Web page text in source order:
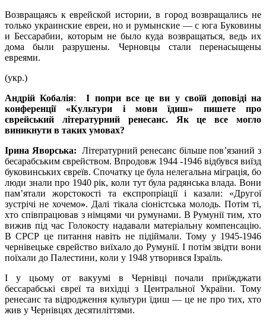
Возвращаясь к еврейской истории, в город возвращались не
только украинские евреи, но и румынские — с юга Буковины
и Бессарабии, которым не было куда возвращаться, ведь их
дома были разрушены. Черновцы стали перенасыщены
евреями.
(укр.)
Андрій Кобалія:І попри все це ви у своїй доповіді на
конференції «Культури і мови їдиш» пишете про
єврейський літературний ренесанс. Як це все могло
виникнути в таких умовах?
Ірина Яворська: Літературний ренесанс більше пов’язаний з
бесарабським єврейством. Впродовж 1944 -1946 відбувся виїзд
буковинських євреїв. Спочатку це була нелегальна міграція, бо
люди знали про 1940 рік, коли тут була радянська влада. Вони
пам’ятали жорстокості та експропріації і казали: «Другої
зустрічі не хочемо». Далі тікала сіоністська молодь. Потім ті,
хто співпрацював з німцями чи румунами. В Румунії тим, хто
вижив під час Голокосту надавали матеріальну компенсацію.
В СРСР це питання навіть не підіймали. Тому у 1945-1946
чернівецьке єврейство виїхало до Румунії. І потім звідти вони
поїхали до Палестини, коли у 1948 утворився Ізраїль.
І у цьому от вакуумі в Чернівці почали приїжджати
бессарабські євреї та вихідці з Центральної України. Тому
ренесанс та відродження культури їдиш — це не про тих, хто
жив у Чернівцях десятиліттями.